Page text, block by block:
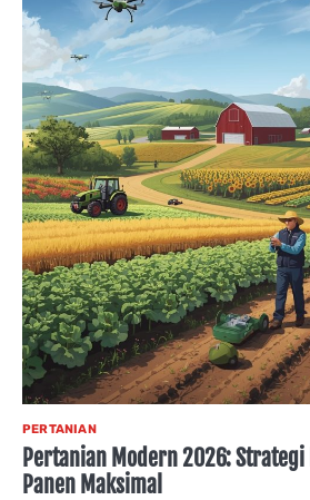
PERTANIAN
Pertanian Modern 2026:
Panen Maksimal